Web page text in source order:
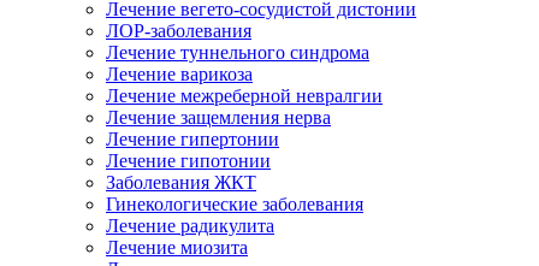
Лечение вегето-сосудистой дистонии
ЛОР-заболевания
Лечение туннельного синдрома
Лечение варикоза
Лечение межреберной невралгии
Лечение защемления нерва
Лечение гипертонии
Лечение гипотонии
Заболевания ЖКТ
Гинекологические заболевания
Лечение радикулита
Лечение миозита